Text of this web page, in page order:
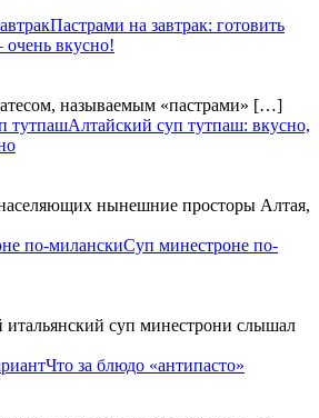
Пастрами на завтрак: готовить
очень вкусно!
называемым «пастрами» […]
Алтайский суп тутпаш: вкусно,
нынешние просторы Алтая,
Суп минестроне по-
суп минестрони слышал
Что за блюдо «антипасто»